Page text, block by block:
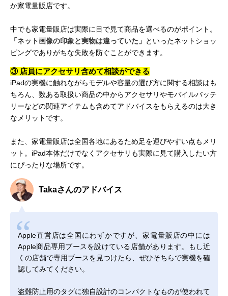
か家電量販店です。
中でも家電量販店は実際に目で見て商品を選べるのがポイント。
「ネット画像の印象と実物は違っていた」 といったネットショッ
ピングでありがちな失敗を防ぐことができます。
③ 店員にアクセサリ含めて相談ができる
iPadの実機に触れながらモデルや容量の選び方に関する相談はも
ちろん、数ある取扱い商品の中からアクセサリやモバイルバッテ
リーなどの関連アイテムも含めてアドバイスをもらえるのは大き
なメリットです。
また、家電量販店は全国各地にあるため足を運びやすい点もメリ
ット。iPad本体だけでなくアクセサリも実際に見て購入したい方
にぴったりな場所です。
Takaさんのアドバイス
Apple直営店は全国にわずかですが、家電量販店の中には
Apple商品専用ブースを設けている店舗があります。もし近
くの店舗で専用ブースを見つけたら、ぜひそちらで実機を確
認してみてください。
盗難防止用のタグに独自設計のコンパクトなものが使われて